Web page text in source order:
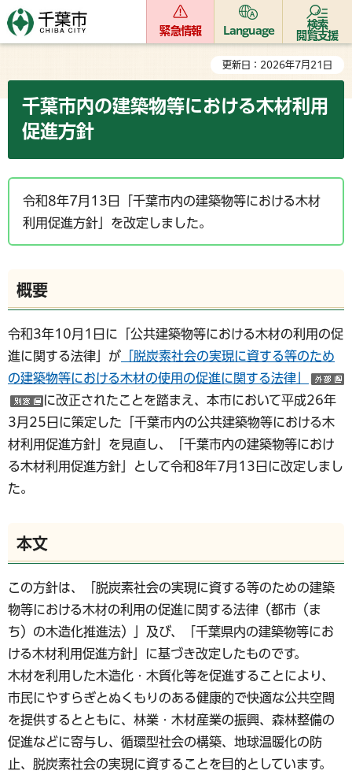
緊急情報 Language
検索
閲覧支援
更新日：2026年7月21日
千葉市内の建築物等における木材利用
促進方針
令和8年7月13日「千葉市内の建築物等における木材
利用促進方針」を改定しました。
概要
令和3年10月1日に「公共建築物等における木材の利用の促
進に関する法律」が 「脱炭素社会の実現に資する等のため
の建築物等における木材の使用の促進に関する法律」
（別ウインドウで開く）
に改正されたことを踏まえ、本市において平成26年
3月25日に策定した「千葉市内の公共建築物等における木
材利用促進方針」を見直し、「千葉市内の建築物等におけ
る木材利用促進方針」として令和8年7月13日に改定しまし
た。
本文
この方針は、「脱炭素社会の実現に資する等のための建築
物等における木材の利用の促進に関する法律（都市（ま
ち）の木造化推進法）」及び、「千葉県内の建築物等にお
ける木材利用促進方針」に基づき改定したものです。
木材を利用した木造化・木質化等を促進することにより、
市民にやすらぎとぬくもりのある健康的で快適な公共空間
を提供するとともに、林業・木材産業の振興、森林整備の
促進などに寄与し、循環型社会の構築、地球温暖化の防
止、脱炭素社会の実現に資することを目的としています。